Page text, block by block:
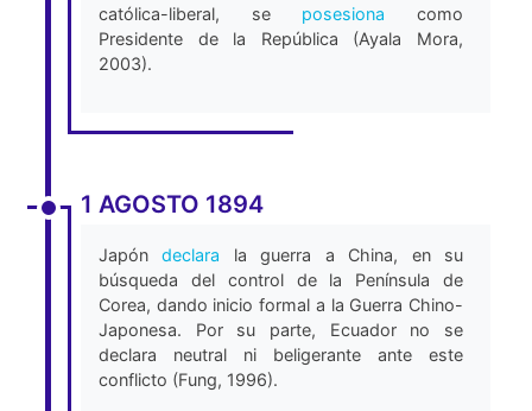
católica-liberal, se posesiona como
Presidente de la República (Ayala Mora,
2003).
1 AGOSTO 1894
Japóndeclara la guerra a China, en su
búsqueda del control de la Península de
Corea, dando inicio formal a la Guerra Chino-
Japonesa. Por su parte, Ecuador no se
declara neutral ni beligerante ante este
conflicto (Fung, 1996).